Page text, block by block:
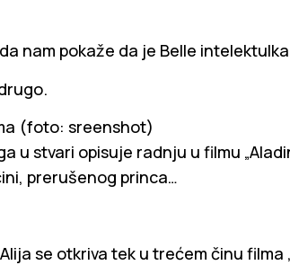
nam pokaže da je Belle
(foto: sreenshot)
u stvari opisuje radnju u filmu
prerušenog princa…
se otkriva tek u trećem činu filma